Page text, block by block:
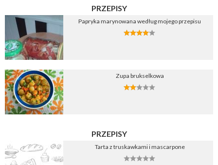
PRZEPISY
Papryka marynowana według mojego przepisu
Zupa brukselkowa
PRZEPISY
Tarta z truskawkami i mascarpone